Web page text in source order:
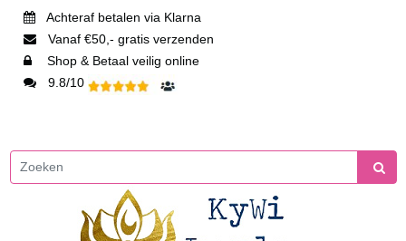
Achteraf betalen via Klarna
Vanaf €50,- gratis verzenden
Shop & Betaal veilig online
9.8/10